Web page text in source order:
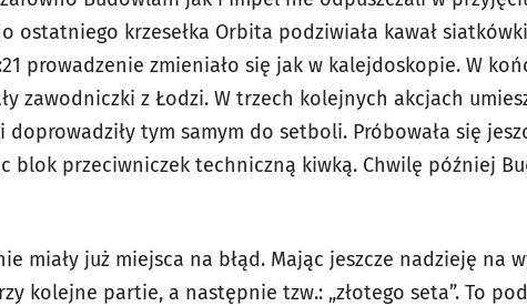
ostatniego krzesełka Orbita podziwiała kawał
prowadzenie zmieniało się jak w kalejdoskopie. W
zawodniczki z Łodzi. W trzech kolejnych akcjach
doprowadziły tym samym do setboli. Próbowała się
blok przeciwniczek techniczną kiwką. Chwilę później
miały już miejsca na błąd. Mając jeszcze nadzieję na
kolejne partie, a następnie tzw.: „złotego seta”. To